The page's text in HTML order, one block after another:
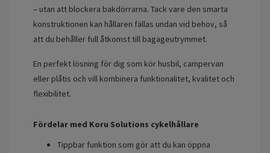
– utan att blockera bakdörrarna. Tack vare den smarta
konstruktionen kan hållaren fällas undan vid behov, så
att du behåller full åtkomst till bagageutrymmet.
En perfekt lösning för dig som kör husbil, campervan
eller plåtis och vill kombinera funktionalitet, kvalitet och
flexibilitet.
Fördelar med Koru Solutions cykelhållare
Tippbar funktion som gör att du kan öppna